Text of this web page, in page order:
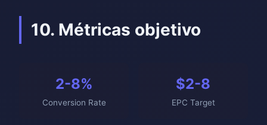
10. Métricas objetivo
2-8%
Conversion Rate
$2-8
EPC Target